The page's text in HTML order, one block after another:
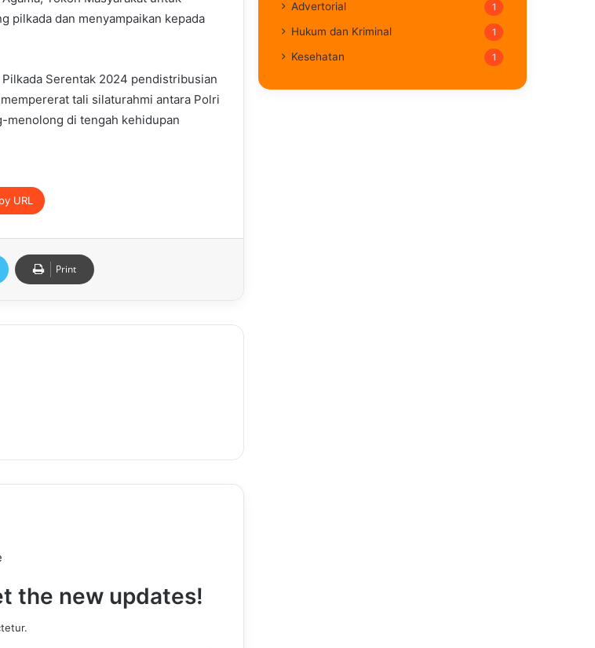
pilkada dan menyampaikan kepada
Serentak 2024 pendistribusian
tali silaturahmi antara Polri
menolong di tengah kehidupan
URL
Print
the new updates!
Advertorial 1
Hukum dan Kriminal 1
Kesehatan 1